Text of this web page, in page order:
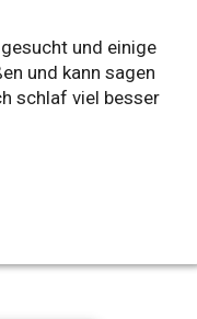
und einige
und kann sagen
schlaf viel besser